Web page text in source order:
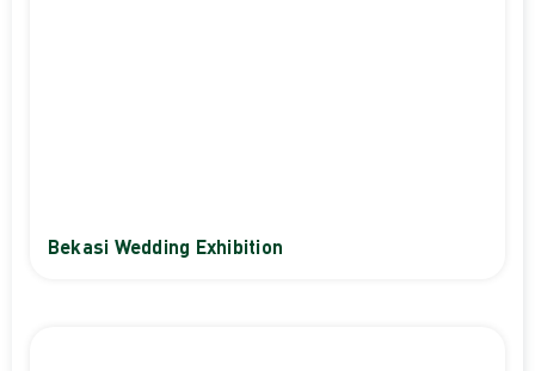
Bekasi Wedding Exhibition